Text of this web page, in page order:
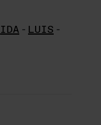
IDA - LUIS -